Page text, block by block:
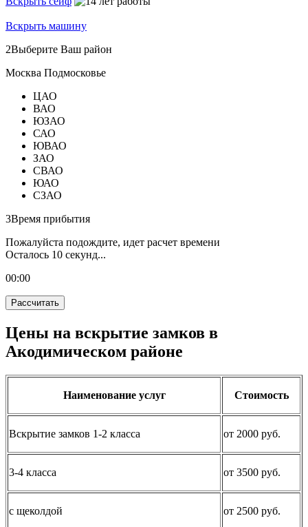
Вскрыть машину
2Выберите Ваш район
Москва Подмосковье
ЦАО
ВАО
ЮЗАО
САО
ЮВАО
ЗАО
СВАО
ЮАО
СЗАО
3Время прибытия
Пожалуйста подождите, идет расчет времени
Осталось 10 секунд...
00:00
Рассчитать
Цены на вскрытие замков в
Акодимическом районе
Наименование услуг Стоимость
Вскрытие замков 1-2 класса от 2000 руб.
3-4 класса от 3500 руб.
с щеколдой от 2500 руб.